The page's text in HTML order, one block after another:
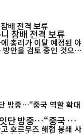
메시지에서 “다양한
참배 전격 보류
총리가 이달 예정된 야
안을 검토 중인 것으로
사 봄 제례(춘계 예대
들어갔다고 전했다.
간 동안 신사 참배 계획
잇단 방중…“중국 역
호르무즈 해협 봉쇄 사